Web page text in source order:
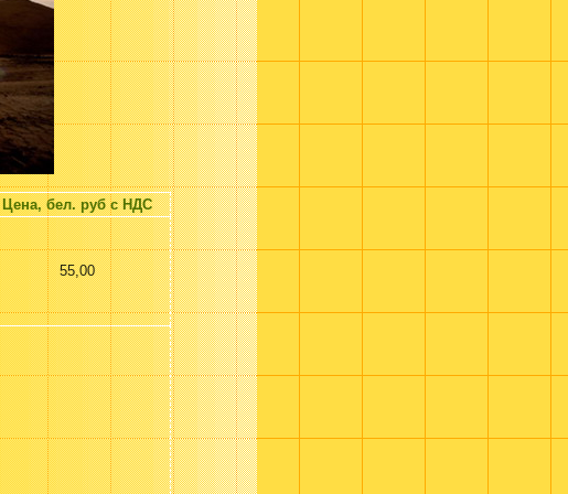
Цена, бел. руб с НДС
55,00